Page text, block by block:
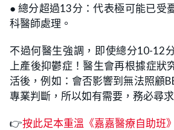
● 總分超過13分：代表極可能已受
科醫師處理。
不過何醫生強調，即使總分10-12
上產後抑鬱症！醫生會再根據症狀
活後，例如：會否影響到無法照顧
專業判斷，所以如有需要，務必尋
👉按此足本重溫《嘉嘉醫療自助班》